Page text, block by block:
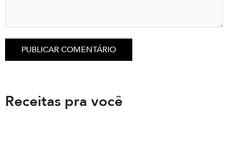
Receitas pra você